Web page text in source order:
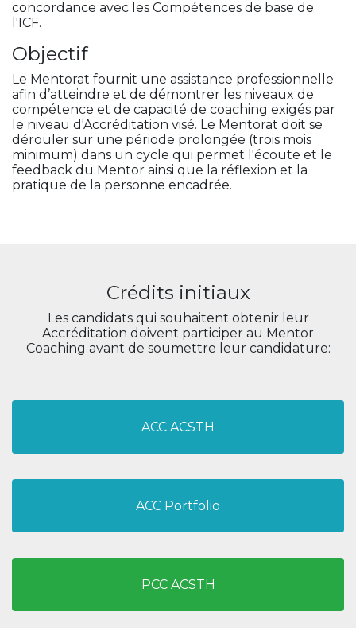
concordance avec les Compétences de base de
l'ICF.
Objectif
Le Mentorat fournit une assistance professionnelle
afin d’atteindre et de démontrer les niveaux de
compétence et de capacité de coaching exigés par
le niveau d'Accréditation visé. Le Mentorat doit se
dérouler sur une période prolongée (trois mois
minimum) dans un cycle qui permet l'écoute et le
feedback du Mentor ainsi que la réflexion et la
pratique de la personne encadrée.
Crédits initiaux
Les candidats qui souhaitent obtenir leur
Accréditation doivent participer au Mentor
Coaching avant de soumettre leur candidature:
ACC ACSTH
ACC Portfolio
PCC ACSTH